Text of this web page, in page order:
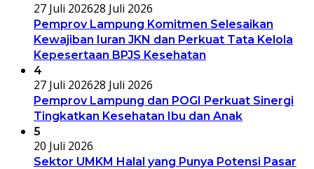
27 Juli 202628 Juli 2026
Pemprov Lampung Komitmen Selesaikan
Kewajiban Iuran JKN dan Perkuat Tata Kelola
Kepesertaan BPJS Kesehatan
4
27 Juli 202628 Juli 2026
Pemprov Lampung dan POGI Perkuat Sinergi
Tingkatkan Kesehatan Ibu dan Anak
5
20 Juli 2026
Sektor UMKM Halal yang Punya Potensi Pasar